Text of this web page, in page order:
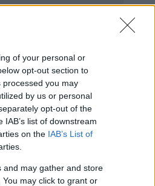
of your personal or
opt-out section to
you may
by us or personal
opt-out of the
list of downstream
on the IAB’s List of
and may gather and store
may click to grant or